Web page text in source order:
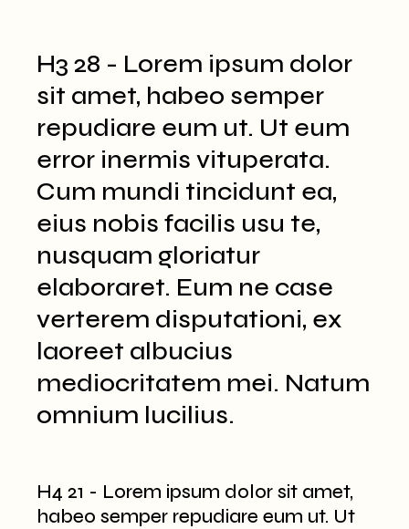
H3 28 - Lorem ipsum dolor
sit amet, habeo semper
repudiare eum ut. Ut eum
error inermis vituperata.
Cum mundi tincidunt ea,
eius nobis facilis usu te,
nusquam gloriatur
elaboraret. Eum ne case
verterem disputationi, ex
laoreet albucius
mediocritatem mei. Natum
omnium lucilius.
H4 21 - Lorem ipsum dolor sit amet,
habeo semper repudiare eum ut. Ut